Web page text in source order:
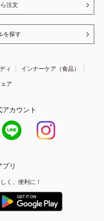
注文
を探す
ィ
インナーケア（食品）
ア
アカウント
リ
く、便利に！